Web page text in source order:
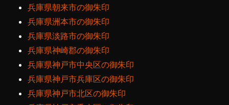
兵庫県朝来市の御朱印
兵庫県洲本市の御朱印
兵庫県淡路市の御朱印
兵庫県神崎郡の御朱印
兵庫県神戸市中央区の御朱印
兵庫県神戸市兵庫区の御朱印
兵庫県神戸市北区の御朱印